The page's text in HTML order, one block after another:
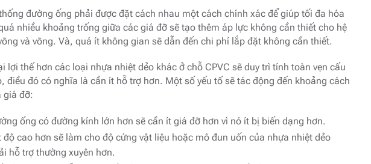
đường ống phải được đặt cách nhau một cách chính xác để giúp tối đa hóa
nhiều khoảng trống giữa các giá đỡ sẽ tạo thêm áp lực không cần thiết cho hệ
và võng. Và, quá ít không gian sẽ dẫn đến chi phí lắp đặt không cần thiết.
lợi thế hơn các loại nhựa nhiệt dẻo khác ở chỗ CPVC sẽ duy trì tính toàn vẹn cấu
điều đó có nghĩa là cần ít hỗ trợ hơn. Một số yếu tố sẽ tác động đến khoảng cách
giá đỡ:
ống có đường kính lớn hơn sẽ cần ít giá đỡ hơn vì nó ít bị biến dạng hơn.
độ cao hơn sẽ làm cho độ cứng vật liệu hoặc mô đun uốn của nhựa nhiệt dẻo
hỗ trợ thường xuyên hơn.